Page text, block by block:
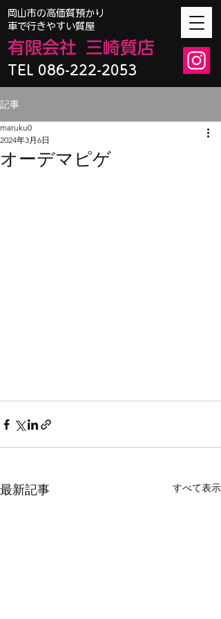
TEL 086-222-2053
​岡山市の高価質預かり
車で行きやすい質屋
有限会社 三崎質店
記事
オーデマピゲ
maruku0
2024年3月6日
最新記事 すべて表示